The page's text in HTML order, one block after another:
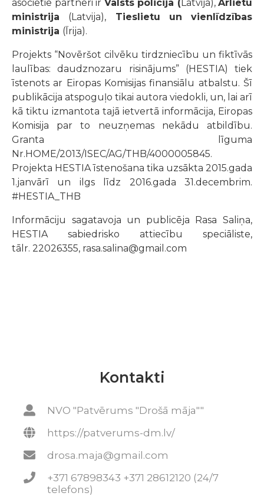
asociētie partneri ir Valsts policija (Latvija), Ārlietu
ministrija
(Latvija),
Tieslietu un vienlīdzības
ministrija (Īrija).
Projekts “Novēršot cilvēku tirdzniecību un fiktīvās
laulības: daudznozaru risinājums” (HESTIA) tiek
īstenots ar Eiropas Komisijas finansiālu atbalstu. Šī
publikācija atspoguļo tikai autora viedokli, un, lai arī
kā tiktu izmantota tajā ietvertā informācija, Eiropas
Komisija par to neuzņemas nekādu atbildību.
Granta līguma
Nr.HOME/2013/ISEC/AG/THB/4000005845.
Projekta HESTIA īstenošana tika uzsākta 2015.gada
1.janvārī un ilgs līdz 2016.gada 31.decembrim.
#HESTIA_THB
Informāciju sagatavoja un publicēja Rasa Saliņa,
HESTIA sabiedrisko attiecību speciāliste,
tālr. 22026355, rasa.salina@gmail.com
Kontakti
NVO "Patvērums "Drošā māja""
https://patverums-dm.lv/
drosa.maja@gmail.com
+371 67898343 +371 28612120 (24/7
telefons)